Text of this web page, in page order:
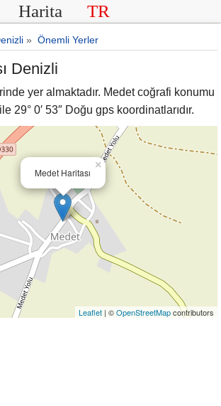
Harita TR
» Önemli Yerler
Denizli
yer almaktadır. Medet coğrafi konumu
29° 0′ 53″ Doğu gps koordinatlarıdır.
Medet Haritası
×
Leaflet | ©OpenStreetMapcontributors